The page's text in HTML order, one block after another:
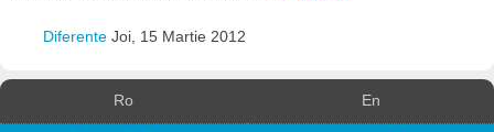
Diferente Joi, 15 Martie 2012
Ro En